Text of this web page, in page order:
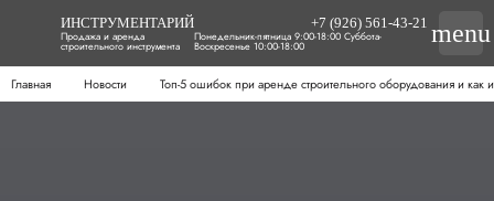
Главная Новости Топ-5 ошибок при аренде строительного оборудования и как
ИНСТРУМЕНТАРИЙ
Продажа и аренда
строительного инструмента
+7 (926) 561-43-21
Понедельник-пятница 9:00-18:00 Суббота-
Воскресенье 10:00-18:00 menu